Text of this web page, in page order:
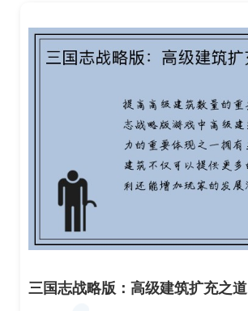
三国志战略版：高级建筑扩充之道